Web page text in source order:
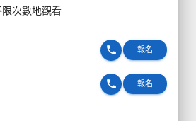
次數地觀看
報名
phone
報名
phone